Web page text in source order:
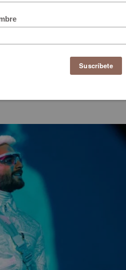
quien ha creado para la super
2020, la cual tiene colaboración
Maluma en Dior.
Maluma que ya es una